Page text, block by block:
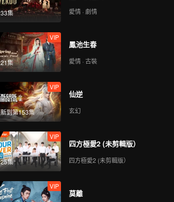
集 愛情 · 劇情
集
VIP
鳳池生春
愛情 · 古裝
到第153集
VIP
仙逆
玄幻
集
VIP
四方極愛2 (未剪輯版）
四方極愛2 (未剪輯版）
VIP
莫離